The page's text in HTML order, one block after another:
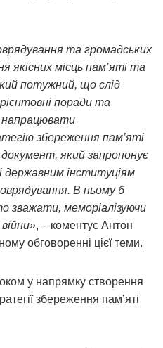
та громадських
якісних місць пам’яті та
потужний, що слід
поради та
напрацювати
збереження пам’яті
який запропонує
державним інституціям
В ньому б
зважати, меморіалізуючи
війни», – коментує Антон
обговоренні цієї теми.
у напрямку створення
збереження памʼяті